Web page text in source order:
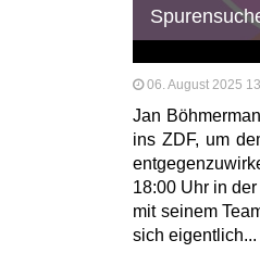
06. August 2025
Jan
ins ZDF, um
18:00 Uhr in
mit seinem
sich eigentlich...